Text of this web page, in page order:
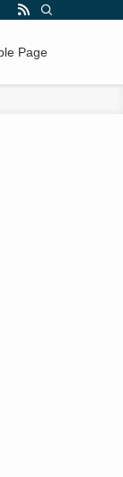
Page